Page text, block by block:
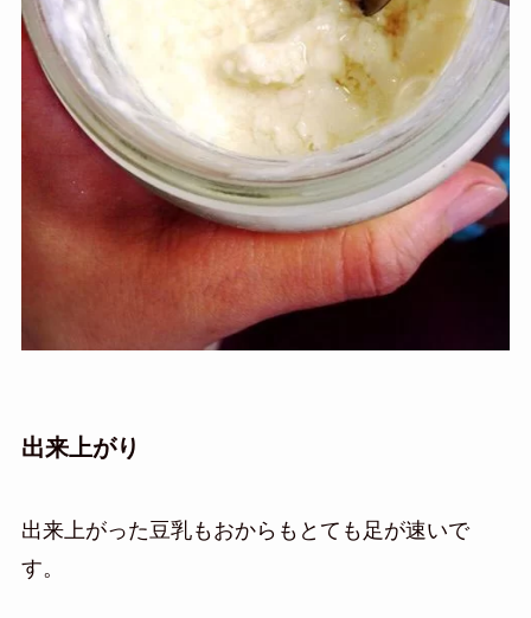
出来上がり
出来上がった豆乳もおからもとても足が速いで
す。